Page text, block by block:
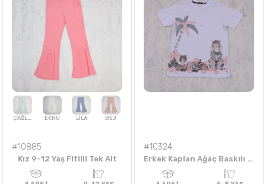
Nasıl Sipariş Veririm?
#10885
Kız 9-12 Yaş Fitilli Tek Alt
#10324
Erkek Kaplan Ağaç Baskılı 5-8 Yaş Tişört